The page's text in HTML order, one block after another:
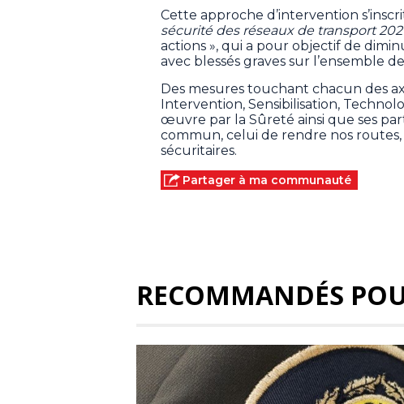
Cette approche d’intervention
sécurité des réseaux de transport
actions », qui a pour objectif de
avec blessés graves sur l’ensemble
Des mesures touchant chacun des
Intervention, Sensibilisation,
œuvre par la Sûreté ainsi que ses
commun, celui de rendre nos routes,
sécuritaires.
Partager à ma communauté
RECOMMANDÉS